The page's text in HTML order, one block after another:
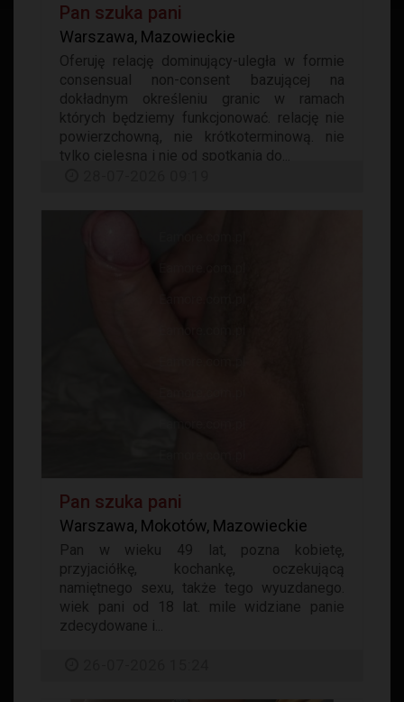
Pan szuka pani
Warszawa, Mazowieckie
Oferuję relację dominujący-uległa w formie
consensual non-consent bazującej na
dokładnym określeniu granic w ramach
których będziemy funkcjonować. relację nie
powierzchowną, nie krótkoterminową. nie
tylko cielesną i nie od spotkania do...
Pan szuka pani
Warszawa, Mokotów, Mazowieckie
Pan w wieku 49 lat, pozna kobietę,
przyjaciółkę, kochankę, oczekującą
namiętnego sexu, także tego wyuzdanego.
wiek pani od 18 lat. mile widziane panie
zdecydowane i...